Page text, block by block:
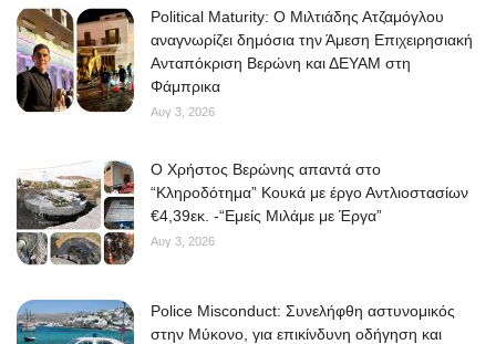
Political Maturity: Ο Μιλτιάδης Ατζαμόγλου
αναγνωρίζει δημόσια την Άμεση Επιχειρησιακή
Ανταπόκριση Βερώνη και ΔΕΥΑΜ στη
Φάμπρικα
Αυγ 3, 2026
O Χρήστος Βερώνης απαντά στο
“Κληροδότημα” Κουκά με έργο Αντλιοστασίων
€4,39εκ. -“Εμείς Μιλάμε με Έργα”
Αυγ 3, 2026
Police Misconduct: Συνελήφθη αστυνομικός
στην Μύκονο, για επικίνδυνη οδήγηση και